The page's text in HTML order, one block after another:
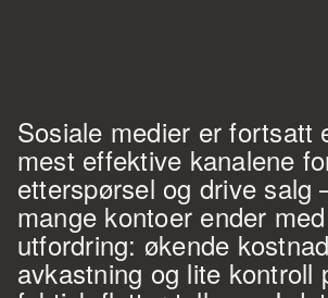
Sosiale medier er fortsatt
mest effektive kanalene
etterspørsel og drive salg
mange kontoer ender
utfordring: økende
avkastning og lite kontroll